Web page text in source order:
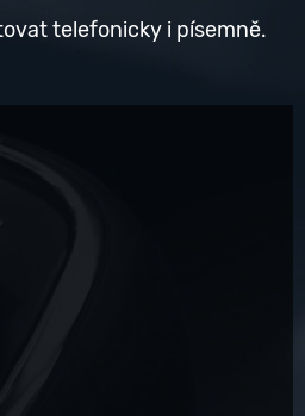
telefonicky i písemně.